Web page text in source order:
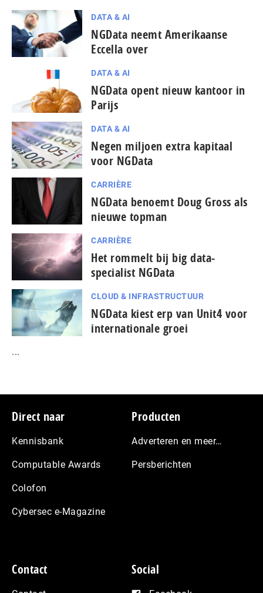
DATA & AI
NGData neemt Amerikaanse
Eccella over
DATA & AI
NGData opent nieuw kantoor in
Parijs
DATA & AI
Negen miljoen extra kapitaal
voor NGData
CARRIÈRE
NGData benoemt Doug Gross als
nieuwe topman
CARRIÈRE
Het rommelt bij big data-
specialist NGData
CLOUD & INFRASTRUCTUUR
NGData kiest erp van Unit4 voor
internationale groei
...
Footer
Direct naar
Kennisbank
Computable Awards
Colofon
Cybersec e-Magazine
Producten
Adverteren en meer…
Persberichten
Contact Social